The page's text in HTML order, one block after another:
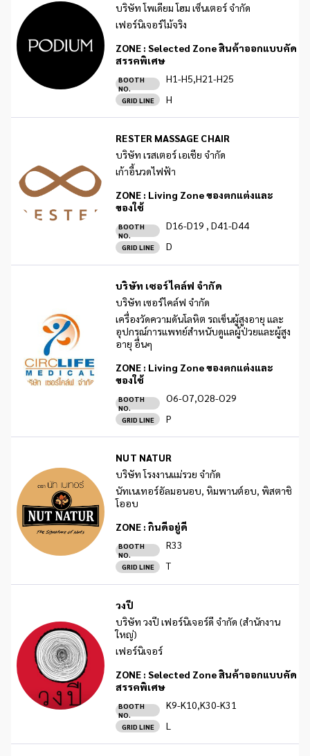
บริษัท โพเดียม โฮม เซ็นเตอร์ จำกัด
เฟอร์นิเจอร์ไม้จริง
ZONE : Selected Zone สินค้าออกแบบคัด
สรรคพิเศษ
BOOTH
NO.
H1-H5,H21-H25
GRID LINE H
RESTER MASSAGE CHAIR
บริษัท เรสเตอร์ เอเชีย จำกัด
เก้าอี้นวดไฟฟ้า
ZONE : Living Zone ของตกแต่งและ
ของใช้
BOOTH
NO.
D16-D19 , D41-D44
GRID LINE D
บริษัท เซอร์ไคล์ฟ จำกัด
บริษัท เซอร์ไคล์ฟ จำกัด
เครื่องวัดความดันโลหิต รถเข็นผู้สูงอายุ และ
อุปกรณ์การแพทย์สำหนับดูแลผู้ป่วยและผู้สูง
อายุ อื่นๆ
ZONE : Living Zone ของตกแต่งและ
ของใช้
BOOTH
NO.
O6-O7,O28-O29
GRID LINE P
NUT NATUR
บริษัท โรงงานแม่รวย จำกัด
นัทเนเทอร์อัลมอนอบ, หิมพานต์อบ, พิสตาชิ
โออบ
ZONE :กินดีอยู่ดี
BOOTH
NO.
R33
GRID LINE T
วงปี
บริษัท วงปี เฟอร์นิเจอร์ดี จำกัด (สำนักงาน
ใหญ่)
เฟอร์นิเจอร์
ZONE : Selected Zone สินค้าออกแบบคัด
สรรคพิเศษ
BOOTH
NO.
K9-K10,K30-K31
GRID LINE L